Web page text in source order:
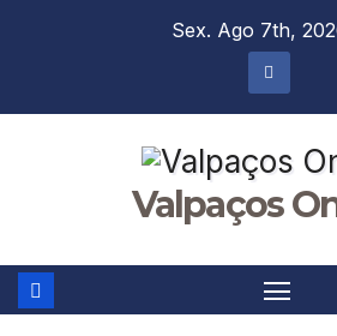
Sex. Ago 7th,
Valpaços